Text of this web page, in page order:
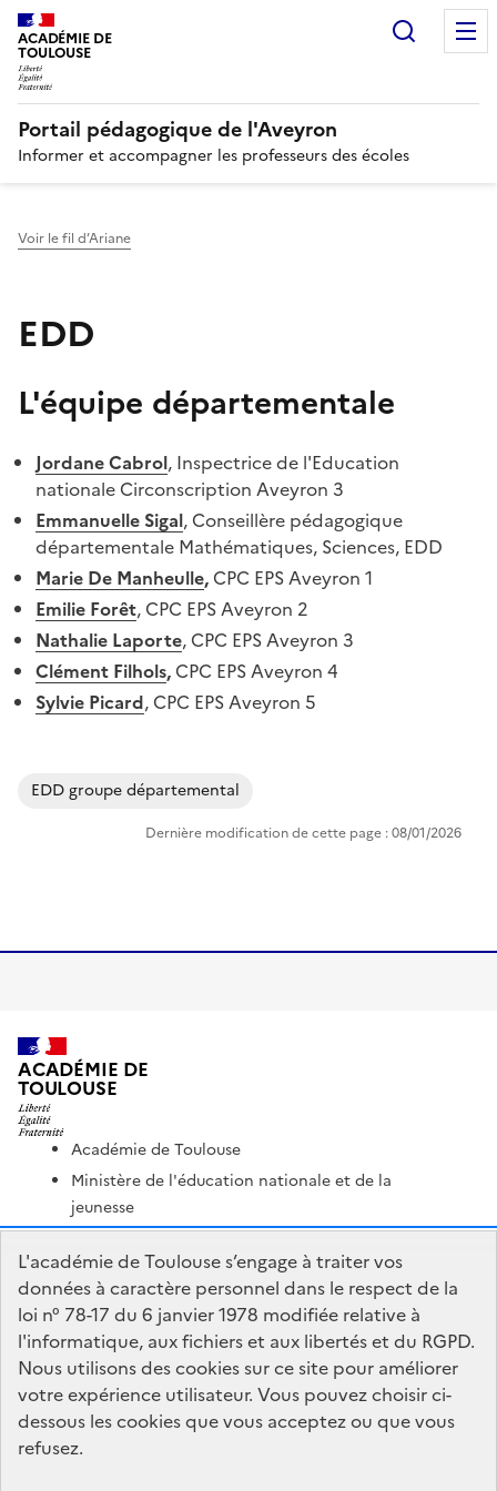
ACADÉMIE DE
TOULOUSE
Portail pédagogique de l'Aveyron
Informer et accompagner les professeurs des écoles
Voir le fil d’Ariane
EDD
L'équipe départementale
Jordane Cabrol, Inspectrice de l'Education
nationale Circonscription Aveyron 3
Emmanuelle Sigal, Conseillère pédagogique
départementale Mathématiques, Sciences, EDD
Marie De Manheulle, CPC EPS Aveyron 1
Emilie Forêt, CPC EPS Aveyron 2
Nathalie Laporte, CPC EPS Aveyron 3
Clément Filhols, CPC EPS Aveyron 4
Sylvie Picard, CPC EPS Aveyron 5
EDD groupe départemental
Dernière modification de cette page : 08/01/2026
ACADÉMIE DE
TOULOUSE
Académie de Toulouse
Ministère de l'éducation nationale et de la
jeunesse
Ministère de l'enseignement supérieur et de la
recherche
Portail Pédagogique Académique
Nous contacter
DSDEN de l'Aveyron
279 rue Pierre Carrère
12000 RODEZ
L'académie de Toulouse s’engage à traiter vos
données à caractère personnel dans le respect de la
loi n° 78-17 du 6 janvier 1978 modifiée relative à
l'informatique, aux fichiers et aux libertés et du RGPD.
Nous utilisons des cookies sur ce site pour améliorer
votre expérience utilisateur. Vous pouvez choisir ci-
dessous les cookies que vous acceptez ou que vous
refusez.